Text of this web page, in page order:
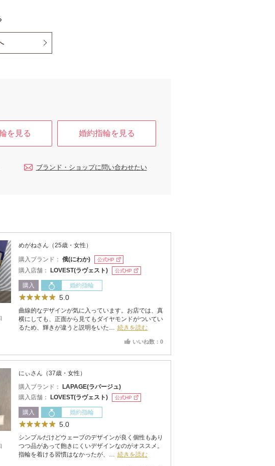
を見る 婚約指輪を見る
ブランド・ショップに問い合わせたい
めがねさん（25歳・女性）
購入ブランド： 俄(にわか) 公式HP
購入店舗： LOVEST(ラヴェスト) 公式HP
購入 婚約指輪
5.0
曲線的なデザインが気に入っています。お店では、真
横にしても、正面から見てもダイヤモンドがついてい
るため、輝きが違うと説明をいた… 続きを読む
いいね数：0
にぃさん（37歳・女性）
購入ブランド：
LAPAGE(ラパージュ)
購入店舗： LOVEST(ラヴェスト) 公式HP
購入 婚約指輪
5.0
シンプルだけどウェーブのデザインが良く個性もあり
つつ品があって飽きにくいデザインなのがオススメ。
指輪を着ける習慣はなかったが、… 続きを読む